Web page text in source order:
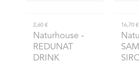
2,60 €
Naturhouse -
REDUNAT
DRINK
16,70 €